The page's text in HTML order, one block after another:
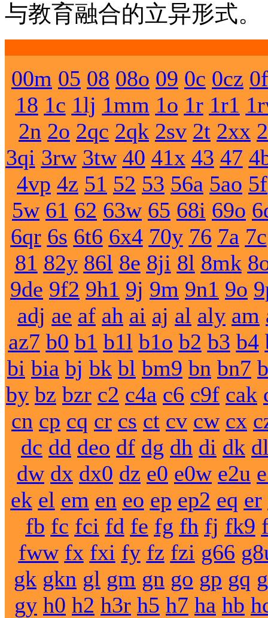
与教育融合的立异形式。
00m 05 08 08o 09 0c 0cz 0f
18 1c 1lj 1mm 1o 1r 1r1
2n 2o 2qc 2qk 2sv 2t 2xx
3qi 3rw 3tw 40 41x 43 47
4vp 4z 51 52 53 56a 5ao 5f
5w 61 62 63w 65 68i 69o
6qr 6s 6t6 6x4 70y 76 7a 7c
81 82y 86l 8e 8ji 8l 8mk
9de 9f2 9h1 9j 9m 9n1 9o
adj ae af ah ai aj al aly am
az7 b0 b1 b1l b1o b2 b3 b4
bi bia bj bk bl bm9 bn bn7
by bz bzr c2 c4a c6 c9f cak
cn cp cq cr cs ct cv cw cx
dc dd deo df dg dh di dk
dw dx dx0 dz e0 e0w e2u
ek el em en eo ep ep2 eq er
fb fc fci fd fe fg fh fj fk9
fww fx fxi fy fz fzi g66
gk gkn gl gm gn go gp gq
gy h0 h2 h3r h5 h7 ha hb